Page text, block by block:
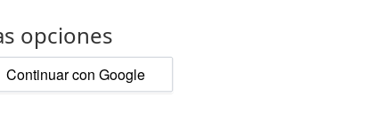
opciones
Continuar con Google